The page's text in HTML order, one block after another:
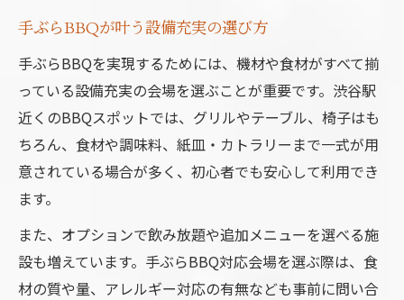
手ぶらBBQが叶う設備充実の選び方
手ぶらBBQを実現するためには、機材や食材がすべて揃
っている設備充実の会場を選ぶことが重要です。渋谷駅
近くのBBQスポットでは、グリルやテーブル、椅子はも
ちろん、食材や調味料、紙皿・カトラリーまで一式が用
意されている場合が多く、初心者でも安心して利用でき
ます。
また、オプションで飲み放題や追加メニューを選べる施
設も増えています。手ぶらBBQ対応会場を選ぶ際は、食
材の質や量、アレルギー対応の有無なども事前に問い合